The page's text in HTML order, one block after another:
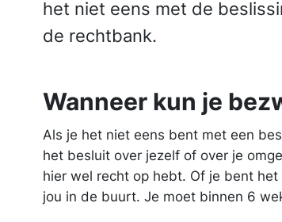
het niet eens met de
de rechtbank.
Wanneer kun je
Als je het niet eens bent met een
het besluit over jezelf of over je
hier wel recht op hebt. Of je bent
jou in de buurt. Je moet binnen 6